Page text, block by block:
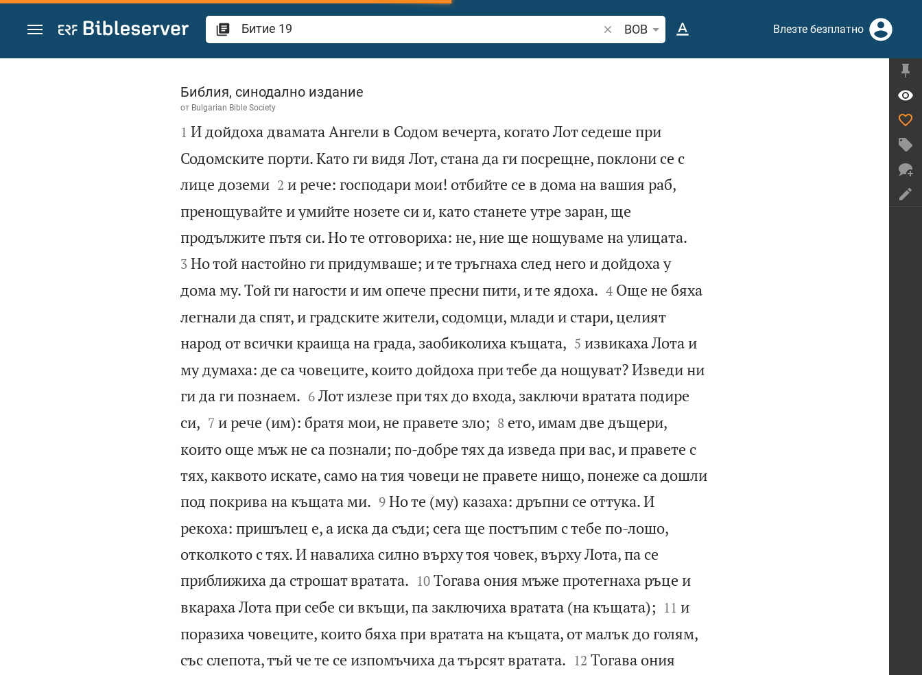
Преминете към съдържанието
Търсете стих или дума в Библията
BOB Влезте безплатно
Битие 19
Библия, синодално издание
от Bulgarian Bible Society

1 И дойдоха двамата Ангели в Содом вечерта, когато Лот седеше при
Содомските порти. Като ги видя Лот, стана да ги посрещне, поклони се с
лице доземи
2 и рече: господари мои! отбийте се в дома на вашия раб,
пренощувайте и умийте нозете си и, като станете утре заран, ще
продължите пътя си. Но те отговориха: не, ние ще нощуваме на улицата.
3 Но той настойно ги придумваше; и те тръгнаха след него и дойдоха у
дома му. Той ги нагости и им опече пресни пити, и те ядоха.
4 Още не бяха
легнали да спят, и градските жители, содомци, млади и стари, целият
народ от всички краища на града, заобиколиха къщата,
5 извикаха Лота и
му думаха: де са човеците, които дойдоха при тебе да нощуват? Изведи ни
ги да ги познаем.
6 Лот излезе при тях до входа, заключи вратата подире
си,
7 и рече (им): братя мои, не правете зло;
8 ето, имам две дъщери,
които още мъж не са познали; по-добре тях да изведа при вас, и правете с
тях, каквото искате, само на тия човеци не правете нищо, понеже са дошли
под покрива на къщата ми.
9 Но те (му) казаха: дръпни се оттука. И
рекоха: пришълец е, а иска да съди; сега ще постъпим с тебе по-лошо,
отколкото с тях. И навалиха силно върху тоя човек, върху Лота, па се
приближиха да строшат вратата.
10 Тогава ония мъже протегнаха ръце и
вкараха Лота при себе си вкъщи, па заключиха вратата (на къщата);
11 и
поразиха човеците, които бяха при вратата на къщата, от малък до голям,
със слепота, тъй че те се изпомъчиха да търсят вратата.
12 Тогава ония